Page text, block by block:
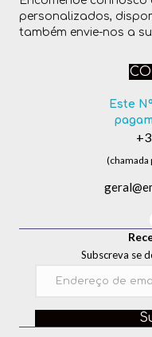
personalizados,
também envie-nos a
Este
(chamada
Subscreva se